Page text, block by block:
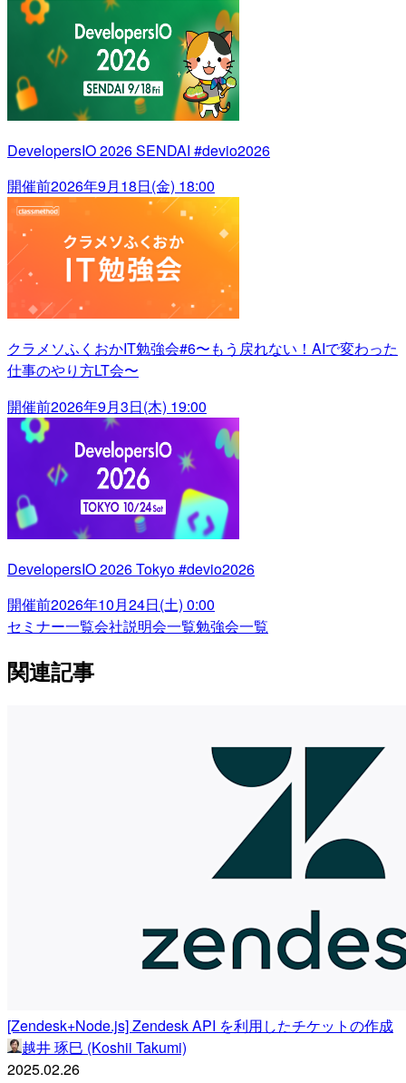
DevelopersIO 2026 SENDAI #devio2026
開催前2026年9月18日(金) 18:00
クラメソふくおかIT勉強会#6〜もう戻れない！AIで変わった
仕事のやり方LT会〜
開催前2026年9月3日(木) 19:00
DevelopersIO 2026 Tokyo #devio2026
開催前2026年10月24日(土) 0:00
セミナー一覧会社説明会一覧勉強会一覧
関連記事
[Zendesk+Node.js] Zendesk API を利用したチケットの作成
越井 琢巳 (Koshii Takumi)
2025.02.26